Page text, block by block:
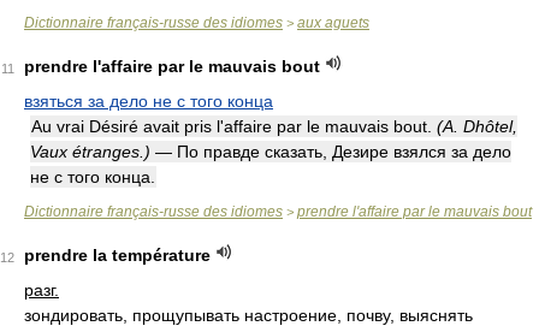
Dictionnaire français-russe des idiomes > aux aguets
11
prendre l'affaire par le mauvais bout
взяться за дело не с того конца
Au vrai Désiré avait pris l'affaire par le mauvais bout. (A. Dhôtel,
Vaux étranges.) — По правде сказать, Дезире взялся за дело
не с того конца.
Dictionnaire français-russe des idiomes > prendre l'affaire par le mauvais bout
12
prendre la température
разг.
зондировать, прощупывать настроение, почву, выяснять